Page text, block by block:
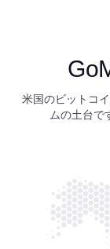
米国のビットコ
ムの土台で